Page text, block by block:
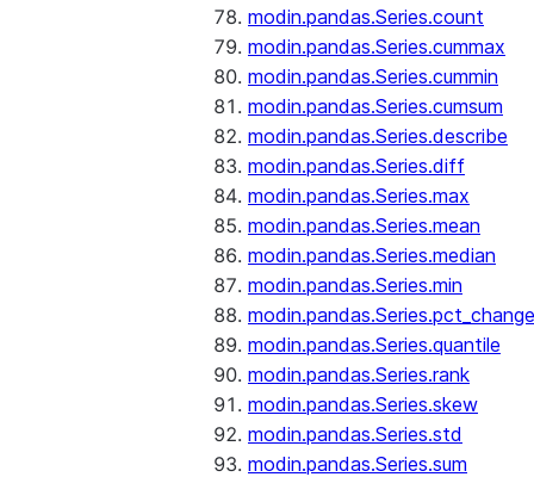
modin.pandas.Series.count
modin.pandas.Series.cummax
modin.pandas.Series.cummin
modin.pandas.Series.cumsum
modin.pandas.Series.describe
modin.pandas.Series.diff
modin.pandas.Series.max
modin.pandas.Series.mean
modin.pandas.Series.median
modin.pandas.Series.min
modin.pandas.Series.pct_change
modin.pandas.Series.quantile
modin.pandas.Series.rank
modin.pandas.Series.skew
modin.pandas.Series.std
modin.pandas.Series.sum